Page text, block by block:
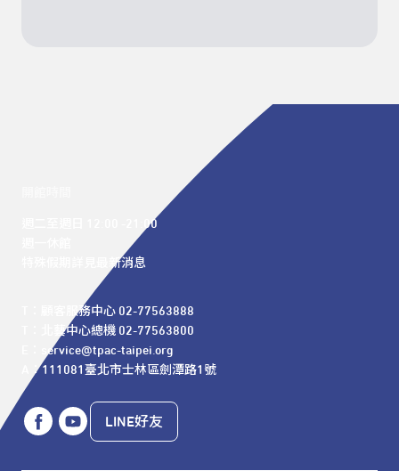
週二至週日 12:00 -21:00
特殊假期詳見最新消息
T：顧客服務中心 02-77563888
T：北藝中心總機 02-77563800
E：service@tpac-taipei.org
A：111081臺北市士林區劍潭路1號
LINE好友